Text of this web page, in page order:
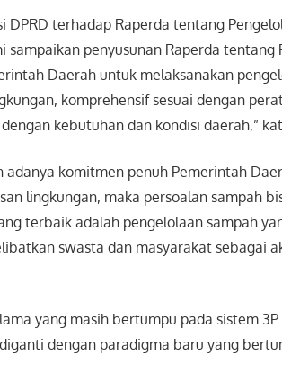
DPRD terhadap Raperda tentang
sampaikan penyusunan Raperda tentang
Daerah untuk melaksanakan
komprehensif sesuai dengan
kebutuhan dan kondisi daerah,”
adanya komitmen penuh Pemerintah
lingkungan, maka persoalan sampah
terbaik adalah pengelolaan sampah
swasta dan masyarakat sebagai
yang masih bertumpu pada sistem
dengan paradigma baru yang